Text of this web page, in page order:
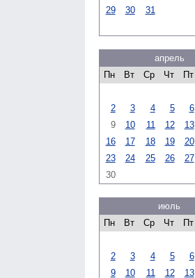
29
30 31
апрель
Пн
Вт Ср Чт Пт
2
3 4 5 6
9
10 11 12 13
16
17 18 19 20
23
24 25 26 27
30
июль
Пн
Вт Ср Чт Пт
2
3 4 5 6
9
10 11 12 13